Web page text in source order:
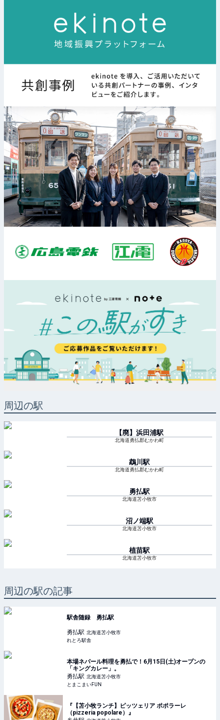
周辺の駅
【廃】浜田浦駅
北海道勇払郡むかわ町
鵡川 駅
北海道勇払郡むかわ町
勇払駅
北海道苫小牧市
沼ノ端駅
北海道苫小牧市
植苗駅
北海道苫小牧市
周辺の駅の記事
駅舎随録 勇払駅
勇払駅 北海道苫小牧市
れとろ駅舎
本場ネパール料理を勇払で！6月15日(土)オープンの
「キングカレー」。
勇払駅 北海道苫小牧市
とまこまいFUN
『【苫小牧ランチ】ピッツェリア ポポラーレ
（pizzeria popolare）』